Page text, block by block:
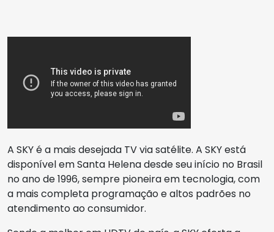
A SKY é a mais desejada TV via satélite. A SKY está
disponível em Santa Helena desde seu início no Brasil
no ano de 1996, sempre pioneira em tecnologia, com
a mais completa programação e altos padrões no
atendimento ao consumidor.